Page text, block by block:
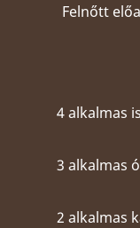
Felnőtt
4 alkalmas
3 alkalmas
2 alkalmas